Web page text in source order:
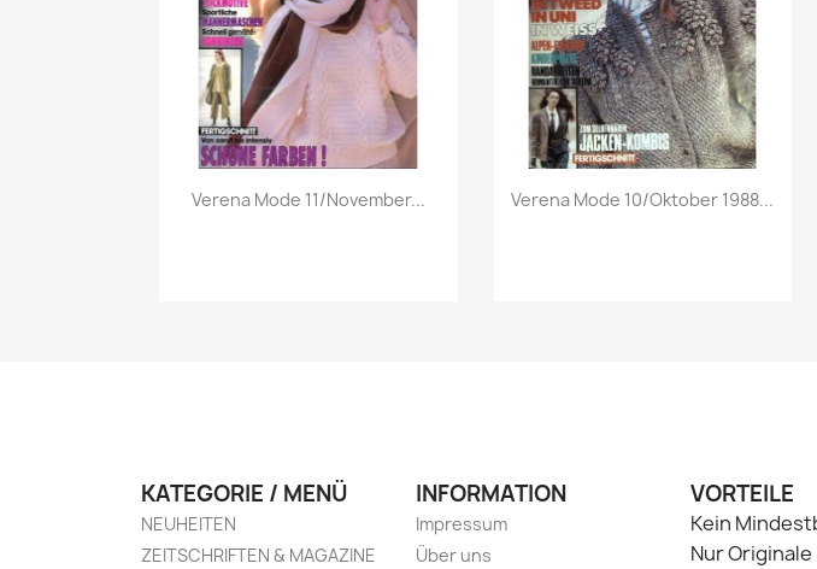
Vorschau
Verena Mode 11/November... Vorschau
Verena Mode 10/Oktober 1988...
KATEGORIE / MENÜ
NEUHEITEN
ZEITSCHRIFTEN & MAGAZINE
INFORMATION
Impressum
Über uns
VORTEILE
Kein
Nur Originale